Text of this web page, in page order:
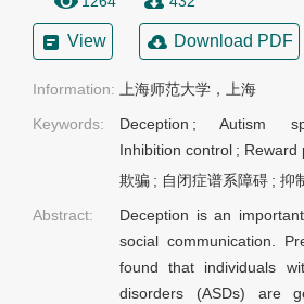
View Download PDF
Information: 上海师范大学，上海
Keywords:
Deception ;Autism
Inhibition control ; Reward
欺骗 ; 自闭症谱系障碍 ; 抑
Abstract:
Deception is an
social communication.
found that individuals
disorders (ASDs) are